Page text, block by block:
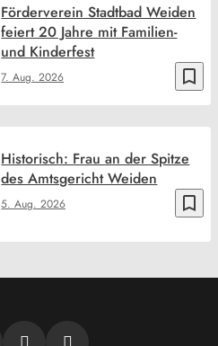
bookmark_border
7. Aug. 2026
Förderverein Stadtbad Weiden
feiert 20 Jahre mit Familien-
und Kinderfest
bookmark_border
5. Aug. 2026
Historisch: Frau an der Spitze
des Amtsgericht Weiden